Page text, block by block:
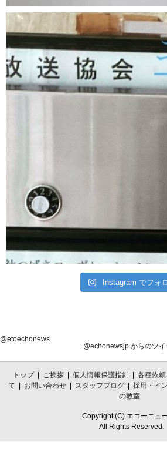
Instagram でフォ
@etoechonews
@echonewsjp からのツイ
トップ ご挨拶 個人情報保護指針 各種依
て
お問い合わせ スタッフブログ 採用・イ
の教室
Copyright (C) エコーニュ
All Rights Reserved.